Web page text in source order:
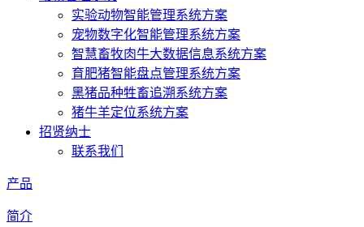
实验动物智能管理系统方案
宠物数字化智能管理系统方案
智慧畜牧肉牛大数据信息系统方案
育肥猪智能盘点管理系统方案
黑猪品种牲畜追溯系统方案
猪牛羊定位系统方案
招贤纳士
联系我们
产品
简介